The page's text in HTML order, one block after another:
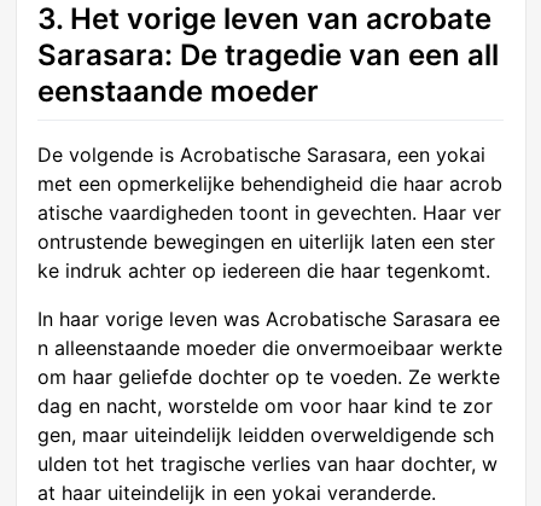
3. Het vorige leven van acrobate
Sarasara: De tragedie van een all
eenstaande moeder
De volgende is Acrobatische Sarasara, een yokai
met een opmerkelijke behendigheid die haar acrob
atische vaardigheden toont in gevechten. Haar ver
ontrustende bewegingen en uiterlijk laten een ster
ke indruk achter op iedereen die haar tegenkomt.
In haar vorige leven was Acrobatische Sarasara ee
n alleenstaande moeder die onvermoeibaar werkte
om haar geliefde dochter op te voeden. Ze werkte
dag en nacht, worstelde om voor haar kind te zor
gen, maar uiteindelijk leidden overweldigende sch
ulden tot het tragische verlies van haar dochter, w
at haar uiteindelijk in een yokai veranderde.